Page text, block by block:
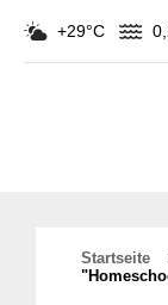
+29°C
Startseite